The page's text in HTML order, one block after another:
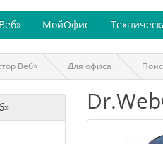
МойОфис
Веб» Для офиса